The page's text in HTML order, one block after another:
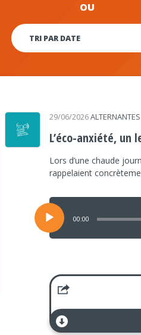
OU
29/06/2026ALTERNANTES
L’éco-anxiété, un
Lors d’une chaude
rappelaient
Lecteur
audio
00:00